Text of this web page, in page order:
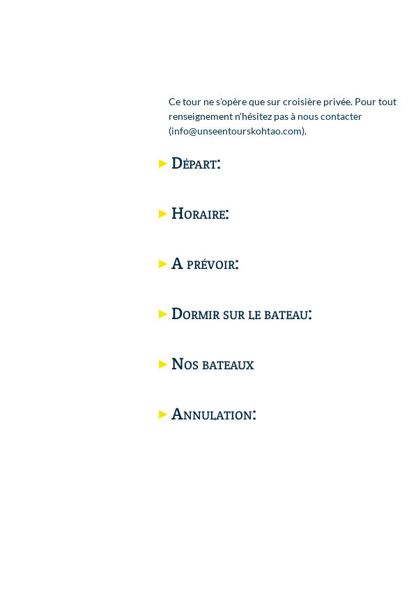
Ce tour ne s'opère que sur croisière privée. Pour tout
renseignement n'hésitez pas à nous contacter
(info@unseentourskohtao.com).
Départ:
Horaire:
A prévoir:
Dormir sur le bateau:
Nos bateaux
Annulation: